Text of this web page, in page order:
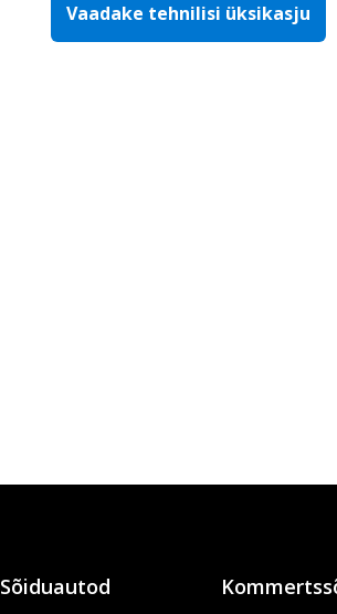
Vaadake tehnilisi üksikasju
Sõiduautod